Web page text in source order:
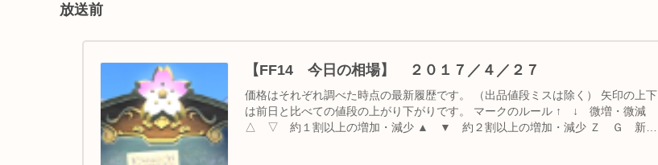
放送前
【FF14 今日の相場】 ２０１７／４／２７
価格はそれぞれ調べた時点の最新履歴です。 （出品値段ミスは除く） 矢印の上下
は前日と比べての値段の上がり下がりです。 マークのルール ↑ ↓ 微増・微減
△ ▽ 約１割以上の増加・減少 ▲ ▼ 約２割以上の増加・減少 Ｚ Ｇ 新規